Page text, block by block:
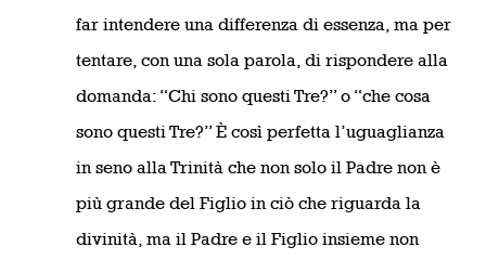
far intendere una differenza di essenza, ma per
tentare, con una sola parola, di rispondere alla
domanda: “Chi sono questi Tre?” o “che cosa
sono questi Tre?” È così perfetta l’uguaglianza
in seno alla Trinità che non solo il Padre non è
più grande del Figlio in ciò che riguarda la
divinità, ma il Padre e il Figlio insieme non